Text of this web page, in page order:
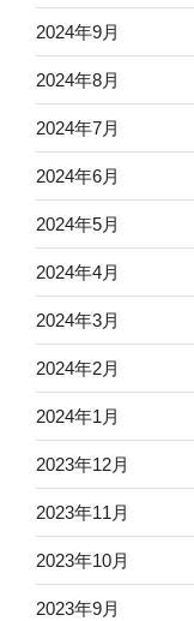
2024年9月
2024年8月
2024年7月
2024年6月
2024年5月
2024年4月
2024年3月
2024年2月
2024年1月
2023年12月
2023年11月
2023年10月
2023年9月